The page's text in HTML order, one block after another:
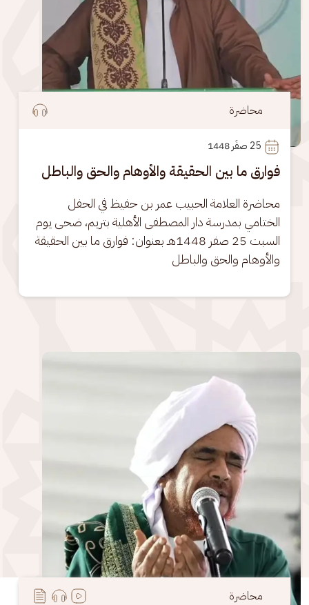
محاضرة
25
فوارق ما بين الحقيقة والأوهام والحق والباطل
محاضرة العلامة الحبيب عمر بن حفيظ في الحفل
الختامي بمدرسة دار المصطفى الأهلية بتريم، ضحى يوم
السبت 25 صفر 1448هـ بعنوان: فوارق ما بين الحقيقة
والأوهام والحق والباطل
الصورة
محاضرة